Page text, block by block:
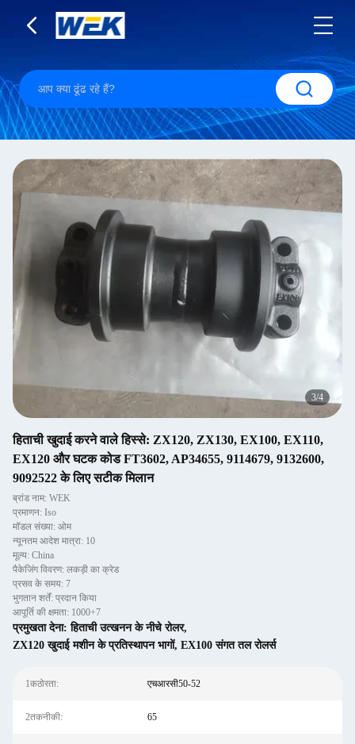
3/4
हिताची खुदाई करने वाले हिस्से: ZX120, ZX130, EX100, EX110,
EX120 और घटक कोड FT3602, AP34655, 9114679, 9132600,
9092522 के लिए सटीक मिलान
ब्रांड नाम: WEK
प्रमाणन: Iso
मॉडल संख्या: ओम
न्यूनतम आदेश मात्रा: 10
मूल्य: China
पैकेजिंग विवरण: लकड़ी का क्रेड
प्रसव के समय: 7
भुगतान शर्तें: प्रदान किया
आपूर्ति की क्षमता: 1000+7
प्रमुखता देना:हिताची उत्खनन के नीचे रोलर,
ZX120 खुदाई मशीन के प्रतिस्थापन भागों, EX100 संगत तल रोलर्स
1कठोरता: एचआरसी50-52
2तकनीकी: 65